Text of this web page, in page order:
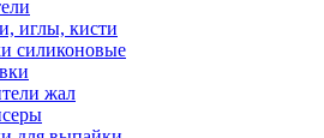
иглы, кисти
силиконовые
жал